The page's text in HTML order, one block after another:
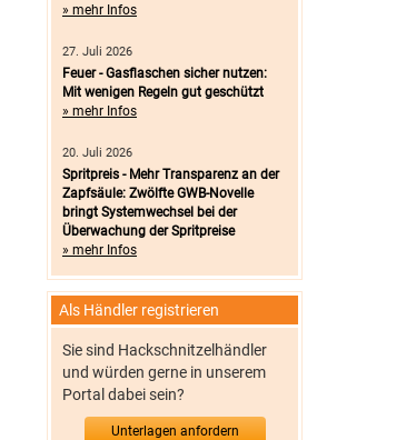
» mehr Infos
27. Juli 2026
Feuer - Gasflaschen sicher nutzen:
Mit wenigen Regeln gut geschützt
» mehr Infos
20. Juli 2026
Spritpreis - Mehr Transparenz an der
Zapfsäule: Zwölfte GWB-Novelle
bringt Systemwechsel bei der
Überwachung der Spritpreise
» mehr Infos
Als Händler registrieren
Sie sind Hackschnitzelhändler
und würden gerne in unserem
Portal dabei sein?
Unterlagen anfordern